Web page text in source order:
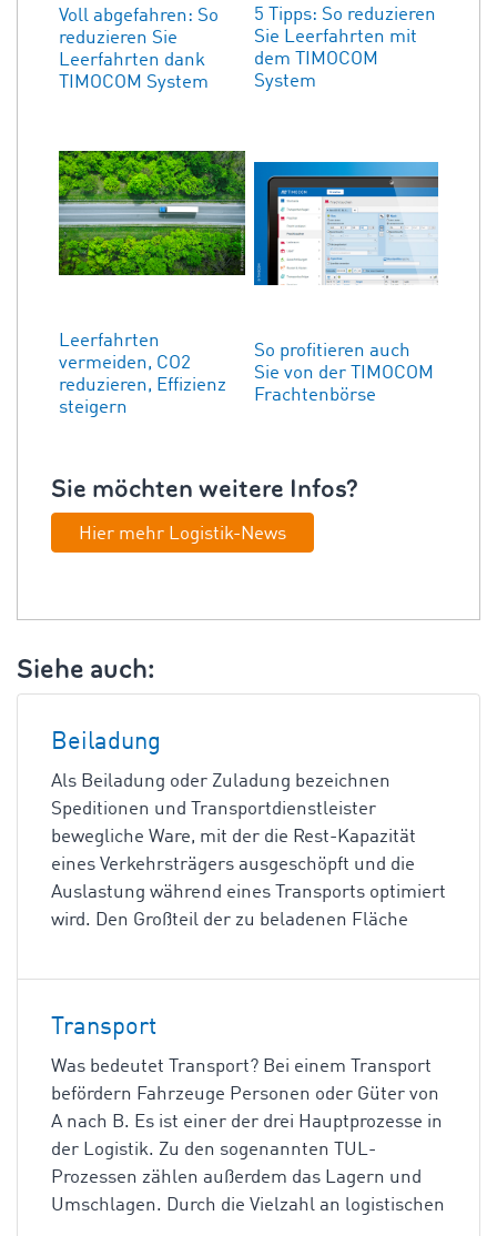
Voll abgefahren: So
reduzieren Sie
Leerfahrten dank
TIMOCOM System
5 Tipps: So reduzieren
Sie Leerfahrten mit
dem TIMOCOM
System
Leerfahrten
vermeiden, CO2
reduzieren, Effizienz
steigern
So profitieren auch
Sie von der TIMOCOM
Frachtenbörse
Sie möchten weitere Infos?
Hier mehr Logistik-News
Siehe auch:
Beiladung
Als Beiladung oder Zuladung bezeichnen
Speditionen und Transportdienstleister
bewegliche Ware, mit der die Rest-Kapazität
eines Verkehrsträgers ausgeschöpft und die
Auslastung während eines Transports optimiert
wird. Den Großteil der zu beladenen Fläche
Transport
Was bedeutet Transport? Bei einem Transport
befördern Fahrzeuge Personen oder Güter von
A nach B. Es ist einer der drei Hauptprozesse in
der Logistik. Zu den sogenannten TUL-
Prozessen zählen außerdem das Lagern und
Umschlagen. Durch die Vielzahl an logistischen